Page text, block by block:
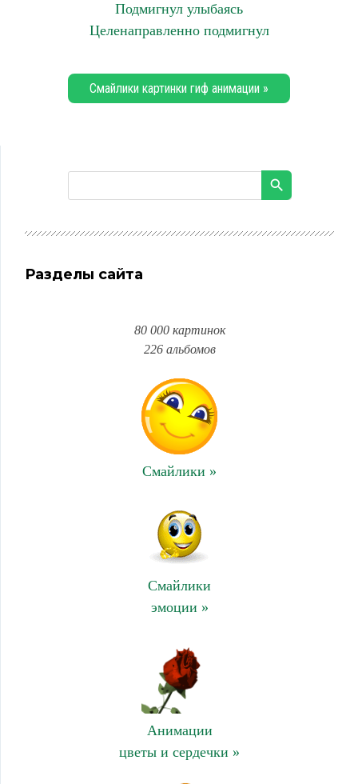
Подмигнул улыбаясь
Целенаправленно подмигнул
Смайлики картинки гиф анимации »
Разделы сайта
80 000 картинок
226 альбомов
Смайлики »
Смайлики
эмоции »
Анимации
цветы и сердечки »